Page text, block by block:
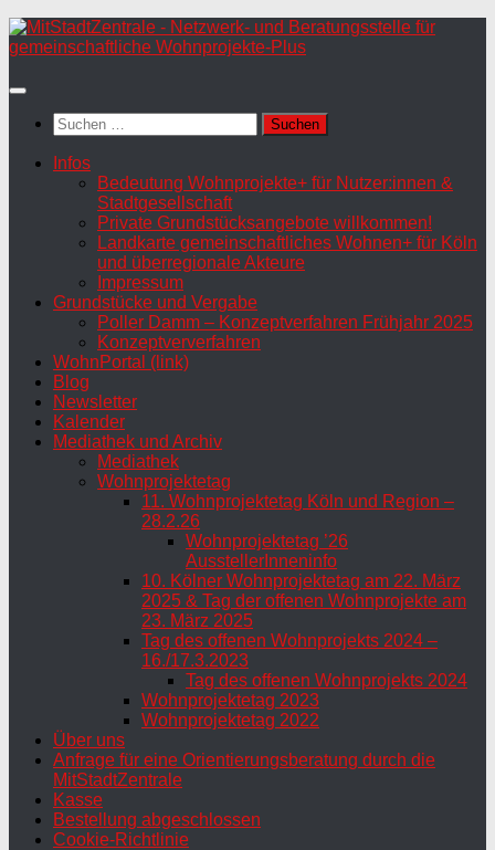
Zum
Inhalt
Suchen
nach:
Infos
Bedeutung Wohnprojekte+ für Nutzer:innen &
Stadtgesellschaft
Private Grundstücksangebote willkommen!
Landkarte gemeinschaftliches Wohnen+ für Köln
und überregionale Akteure
Impressum
Grundstücke und Vergabe
Poller Damm – Konzeptverfahren Frühjahr 2025
Konzeptververfahren
WohnPortal (link)
Blog
Newsletter
Kalender
Mediathek und Archiv
Mediathek
Wohnprojektetag
11. Wohnprojektetag Köln und Region –
28.2.26
Wohnprojektetag ’26
AusstellerInneninfo
10. Kölner Wohnprojektetag am 22. März
2025 & Tag der offenen Wohnprojekte am
23. März 2025
Tag des offenen Wohnprojekts 2024 –
16./17.3.2023
Tag des offenen Wohnprojekts 2024
Wohnprojektetag 2023
Wohnprojektetag 2022
Über uns
Anfrage für eine Orientierungsberatung durch die
MitStadtZentrale
Kasse
Bestellung abgeschlossen
Cookie-Richtlinie